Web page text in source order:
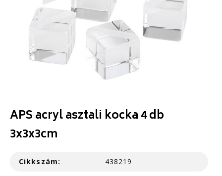
APS acryl asztali kocka 4 db
3x3x3cm
Cikkszám: 438219